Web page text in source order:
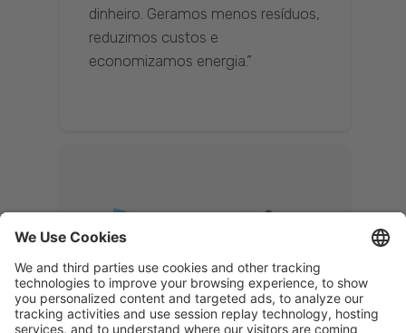
dinheiro. Geramos menos resíduos,
reduzimos custos e
economizamos energia.”